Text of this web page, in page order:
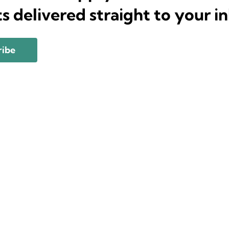
delivered straight to your